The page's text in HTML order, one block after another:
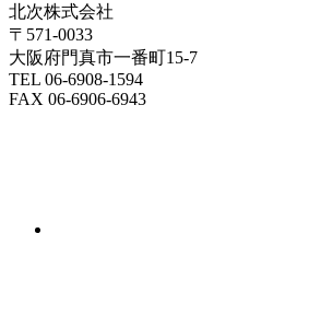
北次株式会社
〒571-0033
大阪府門真市一番町15-7
TEL 06-6908-1594
FAX 06-6906-6943